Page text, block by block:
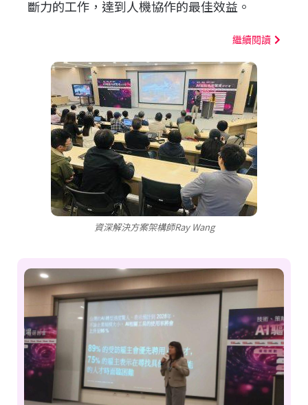
斷力的工作，達到人機協作的最佳效益。
繼續閱讀
資深解決方案架構師Ray Wang